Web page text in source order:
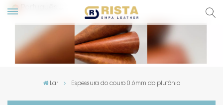
Lar Espessura do couro 0.6mm do plutônio